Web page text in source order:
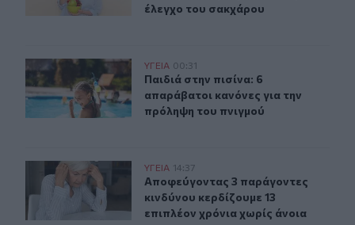
έλεγχο του σακχάρου
Παιδιά στην πισίνα: 6 απαράβατοι κανόνες για την
ΥΓΕΙΑ 00:31
Παιδιά στην πισίνα: 6 απαράβατοι
Παιδιά στην πισίνα: 6
απαράβατοι κανόνες για την
πρόληψη του πνιγμού
Αποφεύγοντας 3 παράγοντες κινδύνου κερδίζουμε 13
ΥΓΕΙΑ 14:37
Αποφεύγοντας 3 παράγοντες
Αποφεύγοντας 3 παράγοντες
κινδύνου κερδίζουμε 13
επιπλέον χρόνια χωρίς άνοια